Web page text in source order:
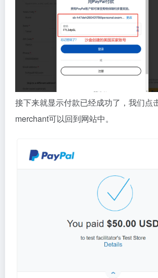
接下来就显示付款已经成功了，我们点
merchant可以回到网站中。